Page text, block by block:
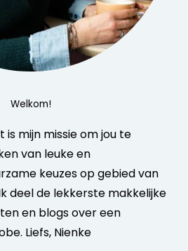
Welkom!
is mijn missie om jou te
van leuke en
keuzes op gebied van
deel de lekkerste makkelijke
en blogs over een
Liefs, Nienke